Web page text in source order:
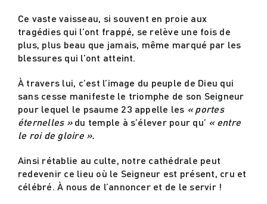
Ce vaste vaisseau, si souvent en proie aux
tragédies qui l’ont frappé, se relève une fois de
plus, plus beau que jamais, même marqué par les
blessures qui l’ont atteint.
À travers lui, c’est l’image du peuple de Dieu qui
sans cesse manifeste le triomphe de son Seigneur
pour lequel le psaume 23 appelle les « portes
éternelles »du temple à s’élever pour qu’ « entre
le roi de gloire ».
Ainsi rétablie au culte, notre cathédrale peut
redevenir ce lieu où le Seigneur est présent, cru et
célébré. À nous de l’annoncer et de le servir !